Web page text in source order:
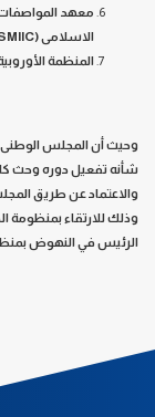
معهد المواصفات
الاسلامى (
المنظمة
وحيث أن المجلس الوطنى
شأنه تفعيل دوره وحث
والاعتماد عن طريق
وذلك للارتقاء بمنظومة
الرئيس في النهوض